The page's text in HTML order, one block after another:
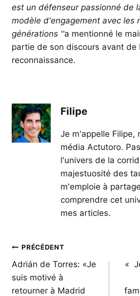
est un défenseur passionné de
modèle d'engagement avec les
générations ''a mentionné le
partie de son discours avant de
reconnaissance.
Filipe
Je m'appelle Filipe,
média Actutoro.
l'univers de la
majestuosité des
m'emploie à
comprendre cet
mes articles.
Navigation
de
l’article
PRÉCÉDENT
Adrián de Torres: «Je
suis motivé à
retourner à Madrid
«